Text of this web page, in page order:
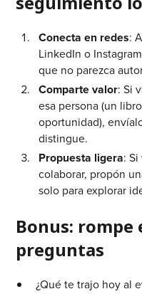
Conecta en redes:
LinkedIn o
que no parezca
Comparte valor: Si
esa persona (un
oportunidad),
distingue.
Propuesta ligera:
colaborar, propón
solo para explorar
Bonus: rompe
preguntas
¿Qué te trajo hoy al